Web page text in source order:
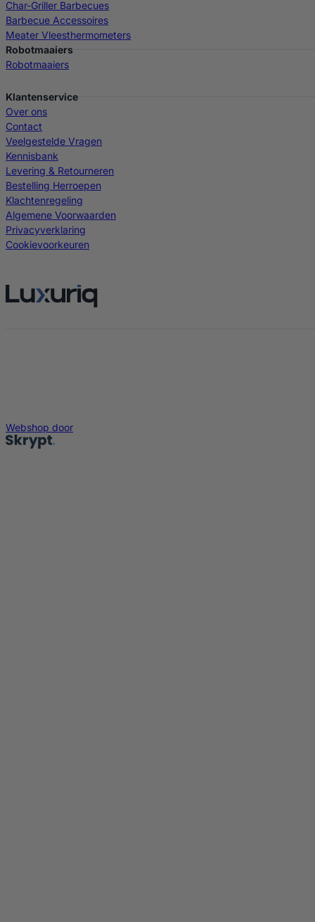
Char-Griller Barbecues
Barbecue Accessoires
Meater Vleesthermometers
Robotmaaiers
Robotmaaiers
Klantenservice
Over ons
Contact
Veelgestelde Vragen
Kennisbank
Levering & Retourneren
Bestelling Herroepen
Klachtenregeling
Algemene Voorwaarden
Privacyverklaring
Cookievoorkeuren
Webshop door